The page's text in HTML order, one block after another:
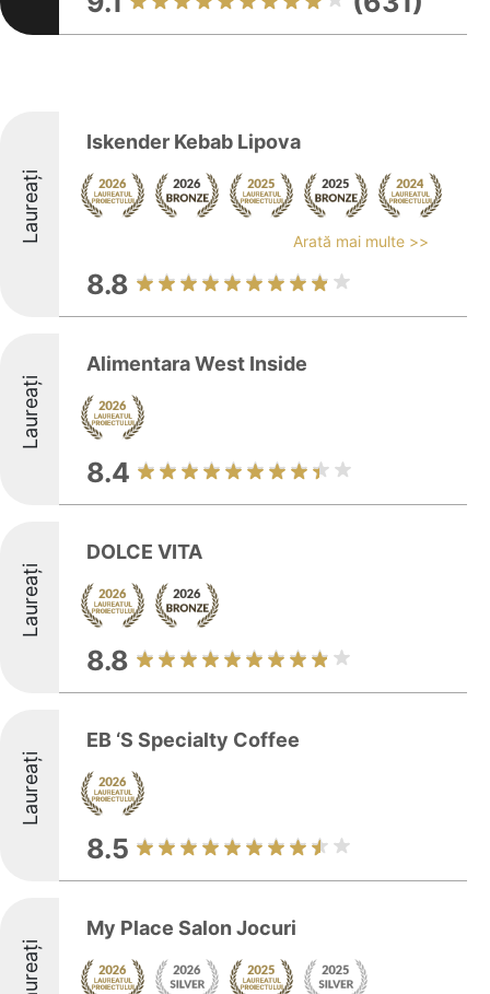
Laureați
Iskender Kebab Lipova
Arată mai multe >>
8.8
Laureați
Alimentara West Inside
8.4
Laureați
DOLCE VITA
8.8
Laureați
EB ‘S Specialty Coffee
8.5
Laureați
My Place Salon Jocuri